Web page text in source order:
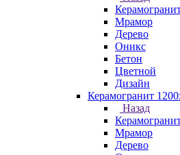
Мрамор
Дерево
Оникс
Бетон
Цветной
Дизайн
Керамогранит
Назад
Мрамор
Дерево